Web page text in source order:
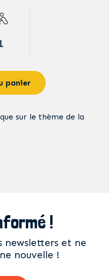
panier
sur le thème de la
!
newsletters et ne
nouvelle !